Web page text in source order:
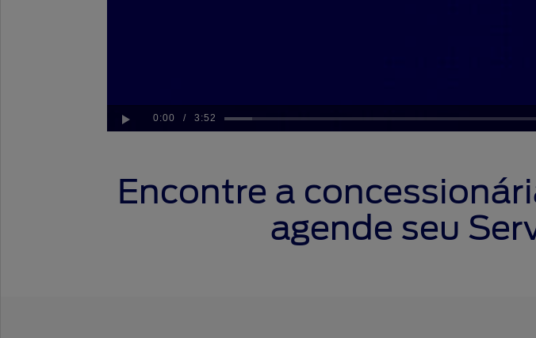
Play
0:00 / 3:52
Encontre a
agende seu